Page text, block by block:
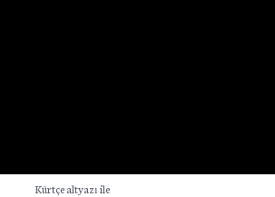
Kürtçe altyazı ile